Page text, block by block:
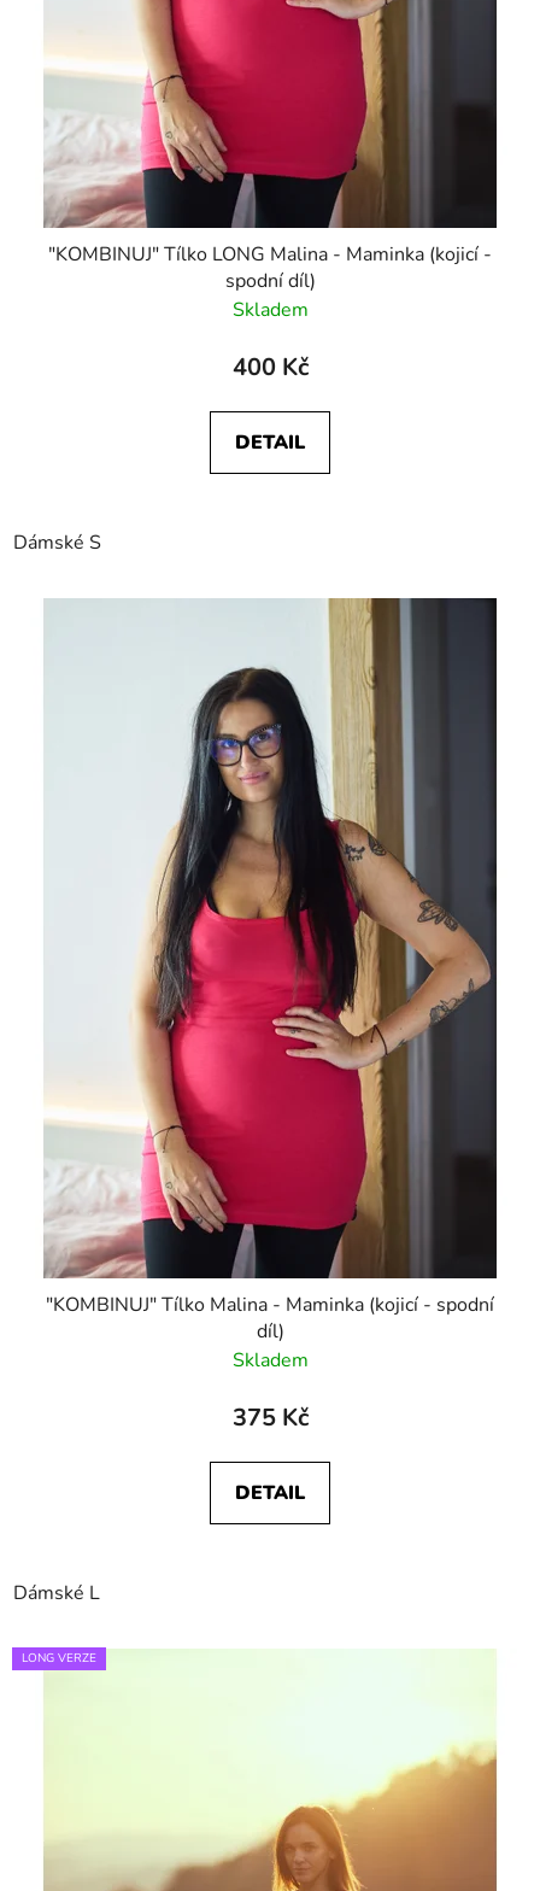
"KOMBINUJ" Tílko LONG Malina - Maminka (kojicí -
spodní díl)
Skladem
400 Kč
DETAIL
Dámské S
"KOMBINUJ" Tílko Malina - Maminka (kojicí - spodní
díl)
Skladem
375 Kč
DETAIL
Dámské L
LONG VERZE